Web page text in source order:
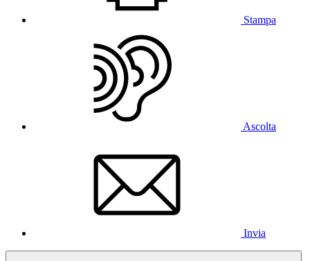
Stampa
Ascolta
Invia